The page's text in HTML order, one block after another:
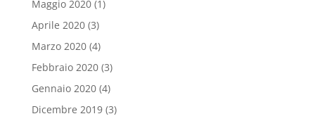
Maggio 2020(1)
Aprile 2020(3)
Marzo 2020(4)
Febbraio 2020(3)
Gennaio 2020(4)
Dicembre 2019(3)